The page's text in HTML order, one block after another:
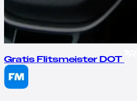
Gratis Flitsmeister DOT